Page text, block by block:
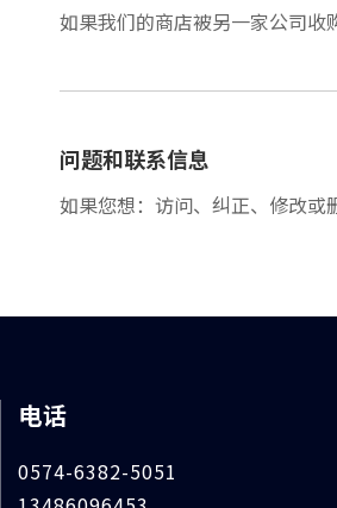
如果我们的商店被另一家公司收
问题和联系信息
如果您想：访问、纠正、修改或
电话
0574-6382-5051